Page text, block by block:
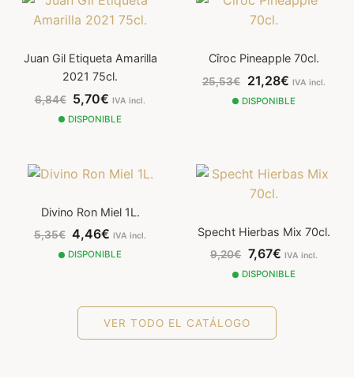
Juan Gil Etiqueta Amarilla
2021 75cl.
6,84€ 5,70€IVA incl.
DISPONIBLE
Cîroc Pineapple 70cl.
25,53€ 21,28€ IVA incl.
DISPONIBLE
Divino Ron Miel 1L.
5,35€ 4,46€IVA incl.
DISPONIBLE
Specht Hierbas Mix 70cl.
9,20€ 7,67€ IVA incl.
DISPONIBLE
VER TODO EL CATÁLOGO